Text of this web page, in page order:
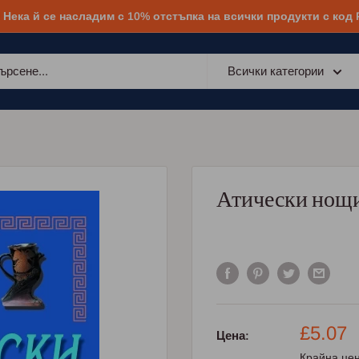
й се насладим с 10% отстъпка на всички продукти с код
Всички категории
Атически
Цена:
Промо
цена
£5.07